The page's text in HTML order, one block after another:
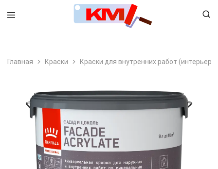
8 (495) 798-99-78
Главная Краски Краски для внутренних работ